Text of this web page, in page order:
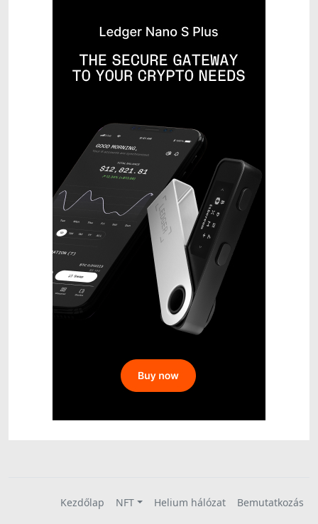
Kezdőlap NFT Helium hálózat
Bemutatkozás